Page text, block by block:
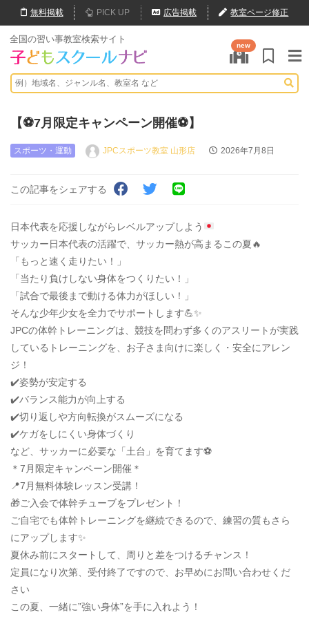
無料掲載 PICK UP 広告掲載 教室ページ修正
全国の習い事教室検索サイト
new
【⚽7月限定キャンペーン開催⚽️】
スポーツ・運動 JPCスポーツ教室 山形店 2026年7月8日
この記事をシェアする
日本代表を応援しながらレベルアップしよう
サッカー日本代表の活躍で、サッカー熱が高まるこの夏🔥
「もっと速く走りたい！」
「当たり負けしない身体をつくりたい！」
「試合で最後まで動ける体力がほしい！」
そんな少年少女を全力でサポートします💪✨
JPCの体幹トレーニングは、競技を問わず多くのアスリートが実践
しているトレーニングを、お子さま向けに楽しく・安全にアレン
ジ！
✔️姿勢が安定する
✔️バランス能力が向上する
✔️切り返しや方向転換がスムーズになる
✔️ケガをしにくい身体づくり
など、サッカーに必要な「土台」を育てます⚽
＊7月限定キャンペーン開催＊
📍7月無料体験レッスン受講！
🎁ご入会で体幹チューブをプレゼント！
ご自宅でも体幹トレーニングを継続できるので、練習の質もさら
にアップします✨
夏休み前にスタートして、周りと差をつけるチャンス！
定員になり次第、受付終了ですので、お早めにお問い合わせくだ
さい
この夏、一緒に”強い身体”を手に入れよう！